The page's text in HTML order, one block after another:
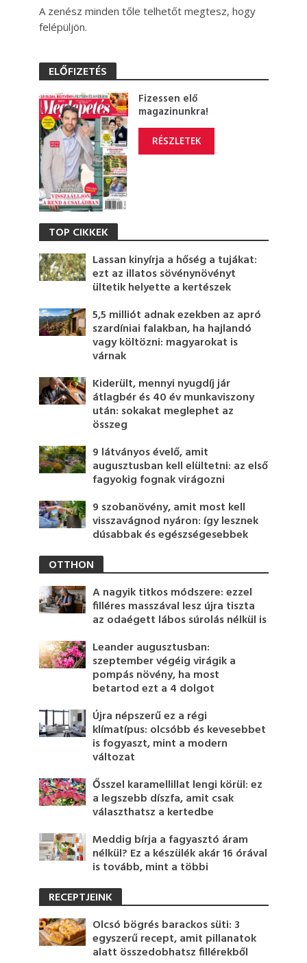
A zenész minden tőle telhetőt megtesz, hogy
felépüljön.
ELŐFIZETÉS
Fizessen elő
magazinunkra!
RÉSZLETEK
TOP CIKKEK
Lassan kinyírja a hőség a tujákat:
ezt az illatos sövénynövényt
ültetik helyette a kertészek
5,5 milliót adnak ezekben az apró
szardíniai falakban, ha hajlandó
vagy költözni: magyarokat is
várnak
Kiderült, mennyi nyugdíj jár
átlagbér és 40 év munkaviszony
után: sokakat meglephet az
összeg
9 látványos évelő, amit
augusztusban kell elültetni: az első
fagyokig fognak virágozni
9 szobanövény, amit most kell
visszavágnod nyáron: így lesznek
dúsabbak és egészségesebbek
OTTHON
A nagyik titkos módszere: ezzel
filléres masszával lesz újra tiszta
az odaégett lábos súrolás nélkül is
Leander augusztusban:
szeptember végéig virágik a
pompás növény, ha most
betartod ezt a 4 dolgot
Újra népszerű ez a régi
klímatípus: olcsóbb és kevesebbet
is fogyaszt, mint a modern
változat
Ősszel karamellillat lengi körül: ez
a legszebb díszfa, amit csak
választhatsz a kertedbe
Meddig bírja a fagyasztó áram
nélkül? Ez a készülék akár 16 órával
is tovább, mint a többi
RECEPTJEINK
Olcsó bögrés barackos süti: 3
egyszerű recept, amit pillanatok
alatt összedobhatsz fillérekből